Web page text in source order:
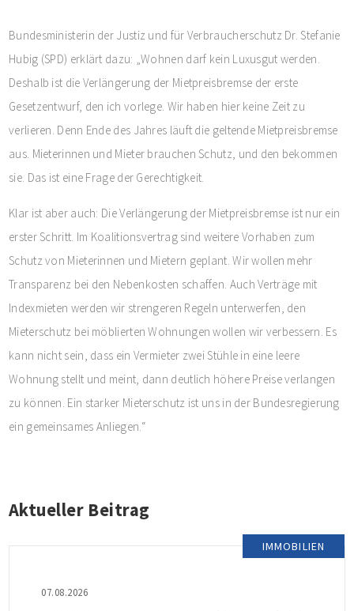
Bundesministerin der Justiz und für Verbraucherschutz Dr. Stefanie
Hubig (SPD) erklärt dazu: „Wohnen darf kein Luxusgut werden.
Deshalb ist die Verlängerung der Mietpreisbremse der erste
Gesetzentwurf, den ich vorlege. Wir haben hier keine Zeit zu
verlieren. Denn Ende des Jahres läuft die geltende Mietpreisbremse
aus. Mieterinnen und Mieter brauchen Schutz, und den bekommen
sie. Das ist eine Frage der Gerechtigkeit.
Klar ist aber auch: Die Verlängerung der Mietpreisbremse ist nur ein
erster Schritt. Im Koalitionsvertrag sind weitere Vorhaben zum
Schutz von Mieterinnen und Mietern geplant. Wir wollen mehr
Transparenz bei den Nebenkosten schaffen. Auch Verträge mit
Indexmieten werden wir strengeren Regeln unterwerfen, den
Mieterschutz bei möblierten Wohnungen wollen wir verbessern. Es
kann nicht sein, dass ein Vermieter zwei Stühle in eine leere
Wohnung stellt und meint, dann deutlich höhere Preise verlangen
zu können. Ein starker Mieterschutz ist uns in der Bundesregierung
ein gemeinsames Anliegen.“
Aktueller Beitrag
IMMOBILIEN
07.08.2026